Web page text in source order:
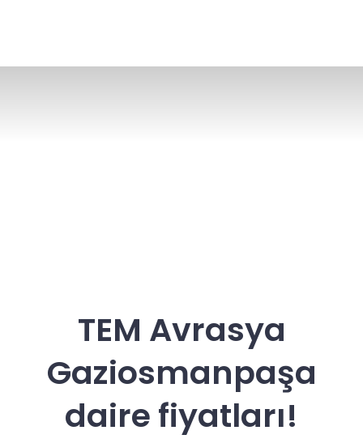
TEM Avrasya
Gaziosmanpaşa
daire fiyatları!